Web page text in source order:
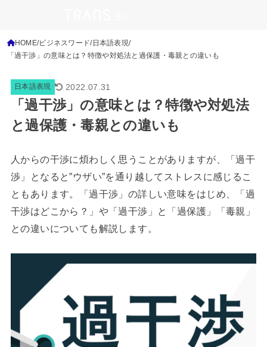
HOME ビジネスワード 日本語表現
「過干渉」の意味とは？特徴や対処法と過保護・毒親との違いも
日本語表現 2022.07.31
「過干渉」の意味とは？特徴や対処法
と過保護・毒親との違いも
人からの干渉に煩わしく思うことがありますが、「過干
渉」となると”ウザい”を通り越してストレスに感じるこ
ともあります。「過干渉」の詳しい意味をはじめ、「過
干渉はどこから？」や「過干渉」と「過保護」「毒親」
との違いについても解説します。